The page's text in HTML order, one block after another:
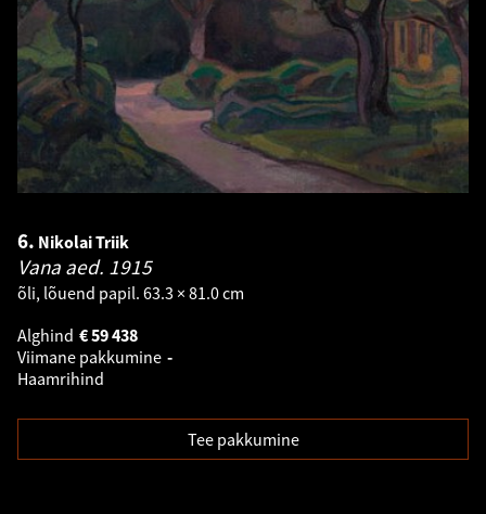
6. Nikolai Triik
Vana aed. 1915
õli, lõuend papil. 63.3 × 81.0 cm
Alghind
59 438
€
Viimane pakkumine -
Haamrihind
Tee pakkumine